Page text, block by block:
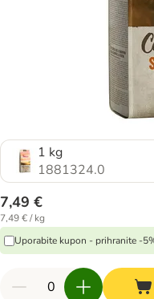
1 kg
1881324.0
7,49 €
7,49 € / kg
Uporabite kupon - prihranite -